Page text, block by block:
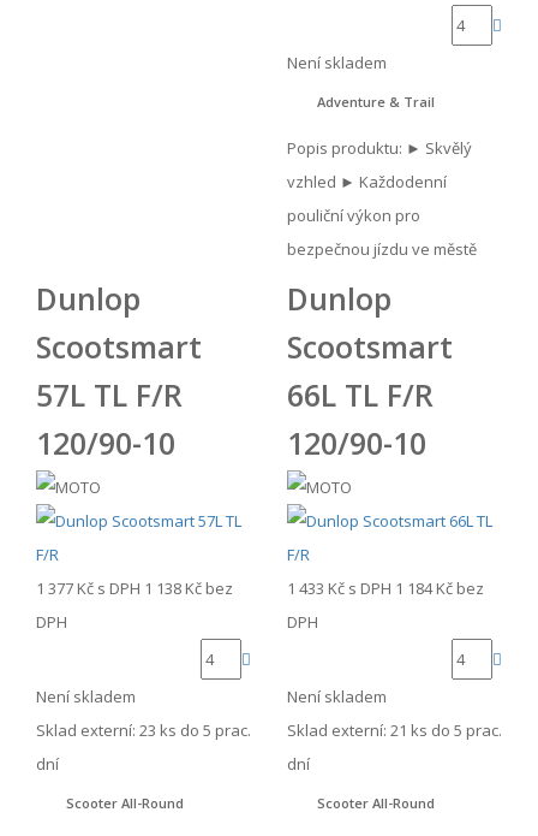
Není skladem
Adventure & Trail
Popis produktu: ► Skvělý
vzhled ► Každodenní
pouliční výkon pro
bezpečnou jízdu ve městě
Dunlop
Scootsmart
57L TL F/R
120/90-10
1 377 Kč s DPH 1 138 Kč bez
DPH
Není skladem
Sklad externí: 23 ks do 5 prac.
dní
Scooter All-Round
Dunlop
Scootsmart
66L TL F/R
120/90-10
1 433 Kč s DPH 1 184 Kč bez
DPH
Není skladem
Sklad externí: 21 ks do 5 prac.
dní
Scooter All-Round